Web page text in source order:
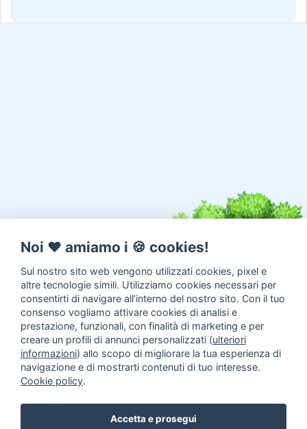
Inserisci un annuncio
Noi ♥️ amiamo i 🍪 cookies!
Sul nostro sito web vengono utilizzati cookies, pixel e
altre tecnologie simili. Utilizziamo cookies necessari per
consentirti di navigare all’interno del nostro sito. Con il tuo
consenso vogliamo attivare cookies di analisi e
prestazione, funzionali, con finalità di marketing e per
creare un profili di annunci personalizzati (ulteriori
informazioni) allo scopo di migliorare la tua esperienza di
navigazione e di mostrarti contenuti di tuo interesse.
Cookie policy.
Accetta e prosegui